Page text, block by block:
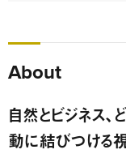
About
自然とビジネス、
動に結びつける